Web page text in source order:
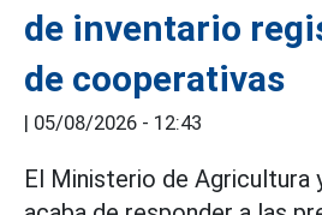
de inventario
de cooperativas
| 05/08/2026 - 12:43
El Ministerio de Agricultura